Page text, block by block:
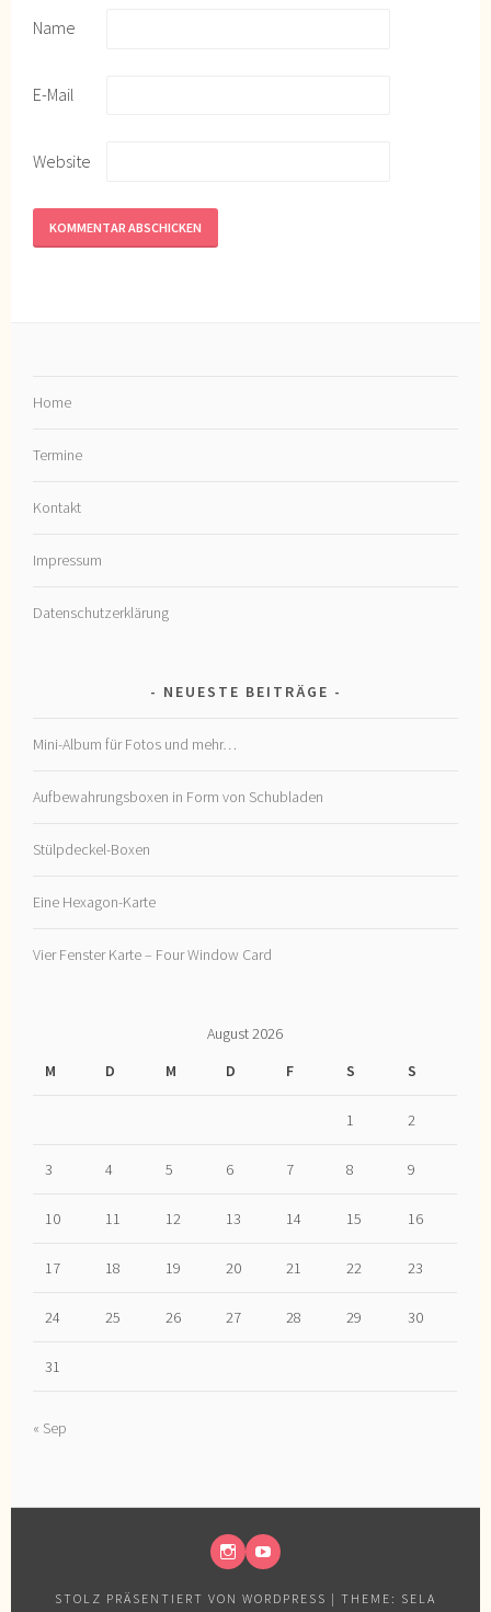
Name
E-Mail
Website
Home
Termine
Kontakt
Impressum
Datenschutzerklärung
NEUESTE BEITRÄGE
Mini-Album für Fotos und mehr…
Aufbewahrungsboxen in Form von Schubladen
Stülpdeckel-Boxen
Eine Hexagon-Karte
Vier Fenster Karte – Four Window Card
August 2026
M
D M D F S S
1 2
3 4 5 6 7 8 9
10 11 12 13 14 15 16
17 18 19 20 21 22 23
24 25 26 27 28 29 30
31
« Sep
STOLZ PRÄSENTIERT VON WORDPRESS | THEME: SELA